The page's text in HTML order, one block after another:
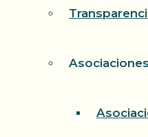
Asociaciones